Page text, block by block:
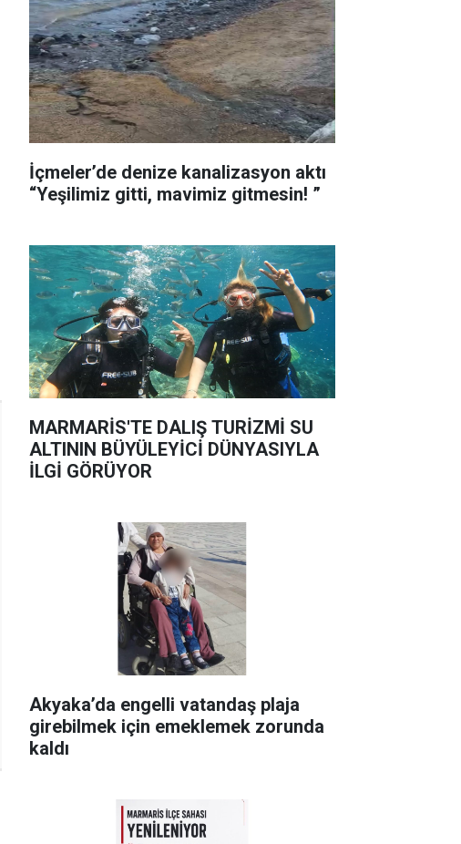
İçmeler’de denize kanalizasyon aktı
“Yeşilimiz gitti, mavimiz gitmesin! ”
MARMARİS'TE DALIŞ TURİZMİ SU
ALTININ BÜYÜLEYİCİ DÜNYASIYLA
İLGİ GÖRÜYOR
Akyaka’da engelli vatandaş plaja
girebilmek için emeklemek zorunda
kaldı